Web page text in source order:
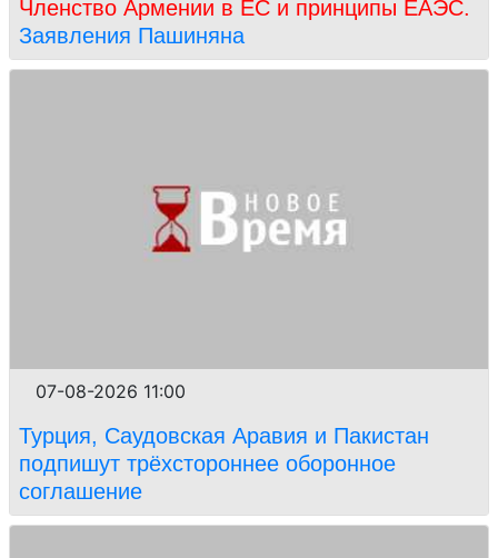
Членство Армении в ЕС и принципы ЕАЭС.
Заявления Пашиняна
07-08-2026 11:00
Турция, Саудовская Аравия и Пакистан
подпишут трёхстороннее оборонное
соглашение